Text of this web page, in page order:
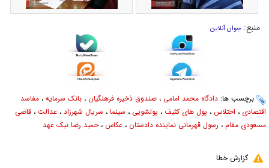
منبع: جوان آنلاین
برچسب ها: دادگاه محمد امامی ، صندوق ذخیره فرهنگیان ، بانک سرمایه ، مفاسد
اقتصادی ، اختلاس ، پول های کثیف ، پولشویی ، سینما ، سریال شهرزاد ، عدالت ، قاضی
مسعودی مقام ، رسول قهرمانی نماینده دادستان ، عکاس ،حمید رضا نیک عهد
گزارش خطا